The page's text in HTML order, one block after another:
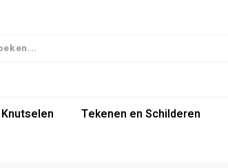
Knutselen Tekenen en Schilderen